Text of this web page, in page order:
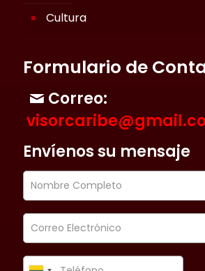
Cultura
Formulario de
Correo:
Envíenos su mensaje